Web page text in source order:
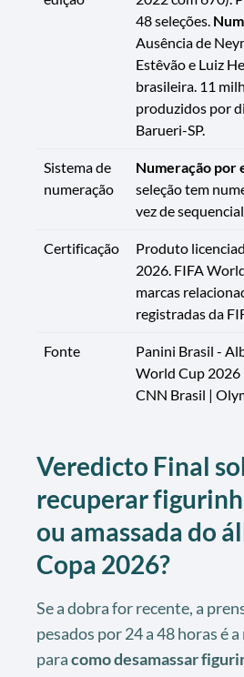
48 seleções.
Ausência de
Estêvão e Luiz
brasileira. 11
produzidos por
Barueri-SP.
Sistema de
numeração
Numeração por
seleção tem
vez de
Certificação
Produto
2026. FIFA
marcas
registradas da
Fonte
Panini Brasil -
World Cup 2026
CNN Brasil |
Veredicto Final
recuperar
ou amassada do
Copa 2026?
Se a dobra for recente, a
pesados por 24 a 48 horas é
paracomo desamassar